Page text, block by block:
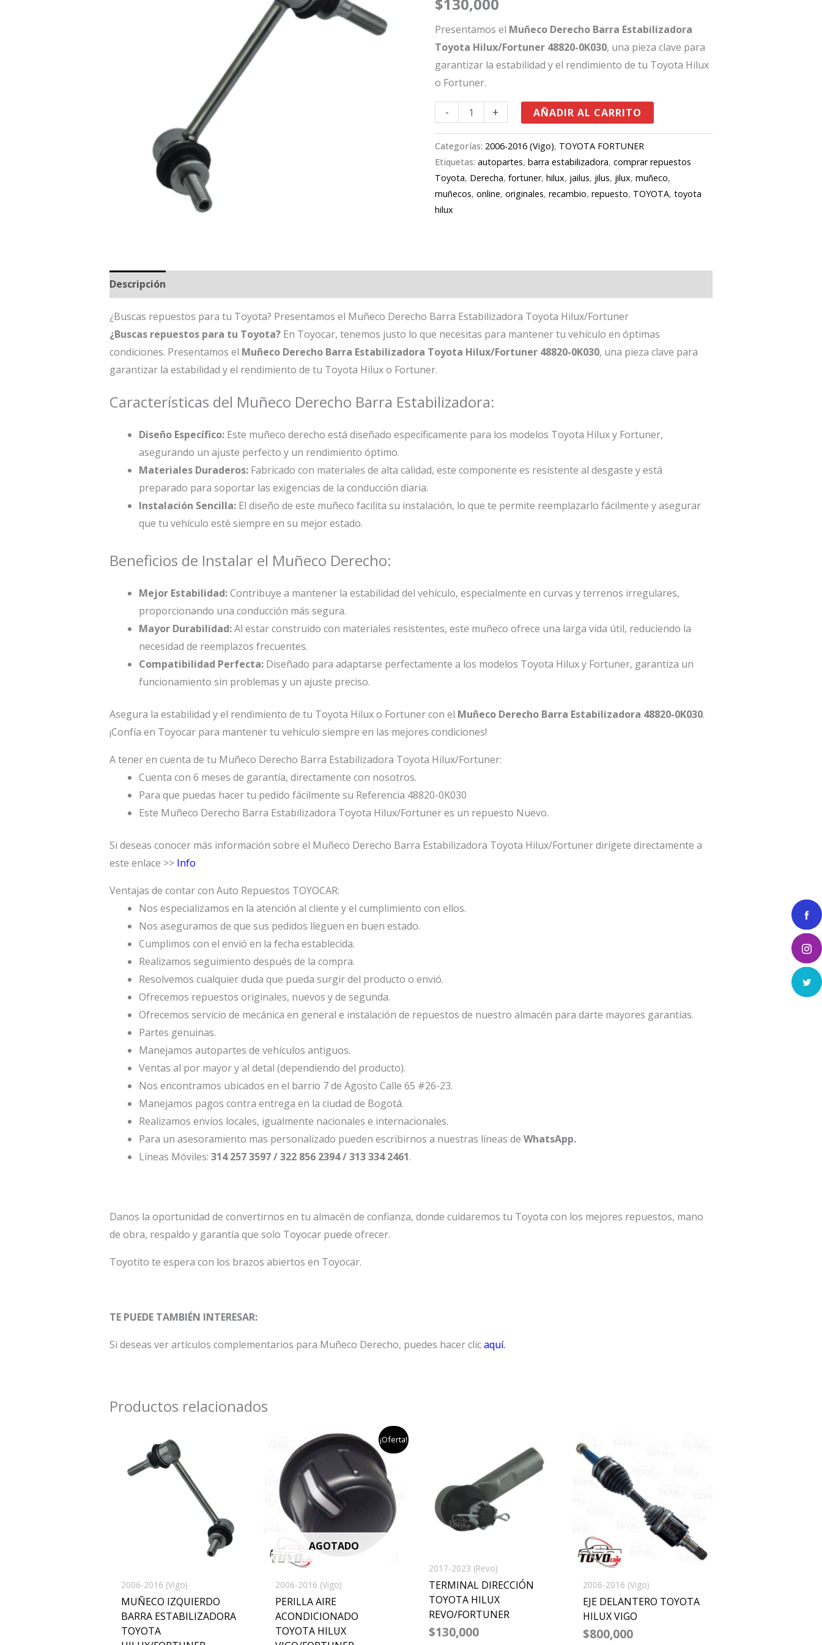
$130,000
Presentamos el Muñeco Derecho Barra Estabilizadora
Toyota Hilux/Fortuner 48820-0K030, una pieza clave para
garantizar la estabilidad y el rendimiento de tu Toyota Hilux
o Fortuner.
-
Toyota
Hilux/Fortuner
cantidad
+ AÑADIR AL CARRITO
Categorías: 2006-2016 (Vigo), TOYOTA FORTUNER
Etiquetas:autopartes,barra estabilizadora,comprar repuestos
Toyota, Derecha,fortuner,hilux, jailus, jilus, jilux,muñeco,
muñecos,online,originales,recambio,repuesto, TOYOTA,toyota
hilux
Descripción
¿Buscas repuestos para tu Toyota? Presentamos el Muñeco Derecho Barra Estabilizadora Toyota Hilux/Fortuner
¿Buscas repuestos para tu Toyota?En Toyocar, tenemos justo lo que necesitas para mantener tu vehículo en óptimas
condiciones. Presentamos el Muñeco Derecho Barra Estabilizadora Toyota Hilux/Fortuner 48820-0K030, una pieza clave para
garantizar la estabilidad y el rendimiento de tu Toyota Hilux o Fortuner.
Características del Muñeco Derecho Barra Estabilizadora:
Diseño Específico:Este muñeco derecho está diseñado específicamente para los modelos Toyota Hilux y Fortuner,
asegurando un ajuste perfecto y un rendimiento óptimo.
Materiales Duraderos:Fabricado con materiales de alta calidad, este componente es resistente al desgaste y está
preparado para soportar las exigencias de la conducción diaria.
Instalación Sencilla:El diseño de este muñeco facilita su instalación, lo que te permite reemplazarlo fácilmente y asegurar
que tu vehículo esté siempre en su mejor estado.
Beneficios de Instalar el Muñeco Derecho:
Mejor Estabilidad:Contribuye a mantener la estabilidad del vehículo, especialmente en curvas y terrenos irregulares,
proporcionando una conducción más segura.
Mayor Durabilidad:Al estar construido con materiales resistentes, este muñeco ofrece una larga vida útil, reduciendo la
necesidad de reemplazos frecuentes.
Compatibilidad Perfecta:Diseñado para adaptarse perfectamente a los modelos Toyota Hilux y Fortuner, garantiza un
funcionamiento sin problemas y un ajuste preciso.
Asegura la estabilidad y el rendimiento de tu Toyota Hilux o Fortuner con el Muñeco Derecho Barra Estabilizadora 48820-0K030.
¡Confía en Toyocar para mantener tu vehículo siempre en las mejores condiciones!
A tener en cuenta de tu Muñeco Derecho Barra Estabilizadora Toyota Hilux/Fortuner:
Cuenta con 6 meses de garantía, directamente con nosotros.
Para que puedas hacer tu pedido fácilmente su Referencia 48820-0K030
Este Muñeco Derecho Barra Estabilizadora Toyota Hilux/Fortuner es un repuesto Nuevo.
Si deseas conocer más información sobre el Muñeco Derecho Barra Estabilizadora Toyota Hilux/Fortuner dirígete directamente a
este enlace >> Info
Ventajas de contar con Auto Repuestos TOYOCAR:
Nos especializamos en la atención al cliente y el cumplimiento con ellos.
Nos aseguramos de que sus pedidos lleguen en buen estado.
Cumplimos con el envió en la fecha establecida.
Realizamos seguimiento después de la compra.
Resolvemos cualquier duda que pueda surgir del producto o envió.
Ofrecemos repuestos originales, nuevos y de segunda.
Ofrecemos servicio de mecánica en general e instalación de repuestos de nuestro almacén para darte mayores garantías.
Partes genuinas.
Manejamos autopartes de vehículos antiguos.
Ventas al por mayor y al detal (dependiendo del producto).
Nos encontramos ubicados en el barrio 7 de Agosto Calle 65 #26-23.
Manejamos pagos contra entrega en la ciudad de Bogotá.
Realizamos envíos locales, igualmente nacionales e internacionales.
Para un asesoramiento mas personalizado pueden escribirnos a nuestras líneas de WhatsApp.
Líneas Móviles: 314 257 3597 / 322 856 2394 / 313 334 2461.
Danos la oportunidad de convertirnos en tu almacén de confianza, donde cuidaremos tu Toyota con los mejores repuestos, mano
de obra, respaldo y garantía que solo Toyocar puede ofrecer.
Toyotito te espera con los brazos abiertos en Toyocar.
TE PUEDE TAMBIÉN INTERESAR:
Si deseas ver artículos complementarios para Muñeco Derecho, puedes hacer clicaquí.
Productos relacionados
2006-2016 (Vigo)
MUÑECO IZQUIERDO
BARRA ESTABILIZADORA
TOYOTA
¡Oferta!
AGOTADO
2006-2016 (Vigo)
PERILLA AIRE
ACONDICIONADO
TOYOTA HILUX
el
precio
original
$45,000.
precio
actual
es:
$35,000.
2017-2023 (Revo)
TERMINAL DIRECCIÓN
TOYOTA HILUX
REVO/FORTUNER
$130,000
2006-2016 (Vigo)
EJE DELANTERO TOYOTA
HILUX VIGO
$800,000